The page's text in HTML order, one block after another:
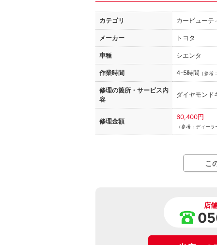
カテゴリ カービューテ
メーカー トヨタ
車種 シエンタ
作業時間 4-5時間 （参考
修理の箇所・ サービス内
容
ダイヤモンド
修理金額
60,400円
（参考：ディー
こ
店